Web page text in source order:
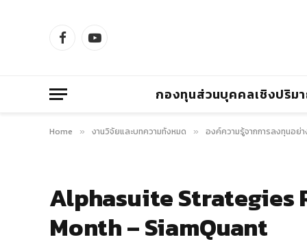
FacebookYouTube
กองทุนส่วนบุคคลเชิงปริม
Home » งานวิจัยและบทความทั้งหมด » องค์ความรู้จากการลงทุนอย่า
Alphasuite Strategies
Month – SiamQuant